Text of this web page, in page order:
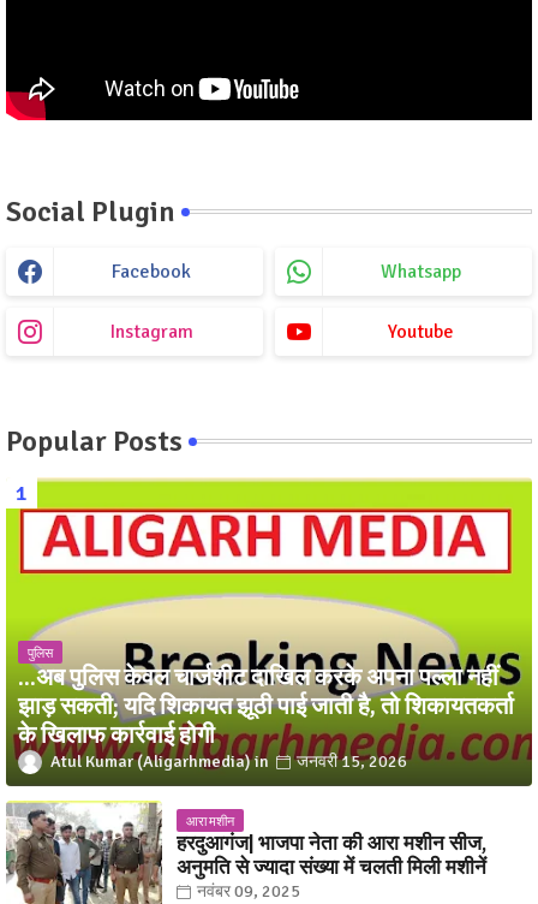
Social Plugin
Facebook Whatsapp
Instagram Youtube
Popular Posts
पुलिस
...अब पुलिस केवल चार्जशीट दाखिल करके अपना पल्ला नहीं
झाड़ सकती; यदि शिकायत झूठी पाई जाती है, तो शिकायतकर्ता
के खिलाफ कार्रवाई होगी
Atul Kumar (Aligarhmedia) जनवरी 15, 2026
आरा मशीन
हरदुआगंज| भाजपा नेता की आरा मशीन सीज,
अनुमति से ज्यादा संख्या में चलती मिली मशीनें
नवंबर 09, 2025